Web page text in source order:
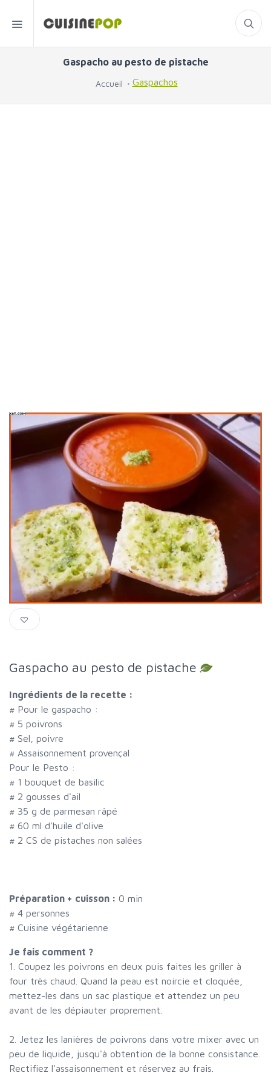
Gaspacho au pesto de pistache
Accueil Gaspachos
Gaspacho au pesto de pistache
Ingrédients de la recette :
# Pour le gaspacho :
# 5 poivrons
# Sel, poivre
# Assaisonnement provençal
Pour le Pesto :
# 1 bouquet de basilic
# 2 gousses d'ail
# 35 g de parmesan râpé
# 60 ml d'huile d'olive
# 2 CS de pistaches non salées
Préparation + cuisson : 0 min
# 4 personnes
# Cuisine végétarienne
Je fais comment ?
1. Coupez les poivrons en deux puis faites les griller à
four très chaud. Quand la peau est noircie et cloquée,
mettez-les dans un sac plastique et attendez un peu
avant de les dépiauter proprement.
2. Jetez les lanières de poivrons dans votre mixer avec un
peu de liquide, jusqu'à obtention de la bonne consistance.
Rectifiez l'assaisonnement et réservez au frais.